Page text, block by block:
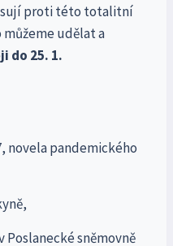
proti této totalitní
udělat a
do 25. 1.
novela pandemického
Poslanecké sněmovně